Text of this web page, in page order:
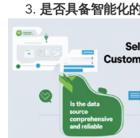
是否具备智能化